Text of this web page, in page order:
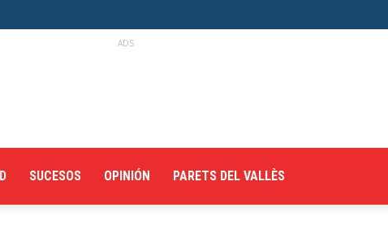
ADS
SUCESOS OPINIÓN PARETS DEL VALLÈS